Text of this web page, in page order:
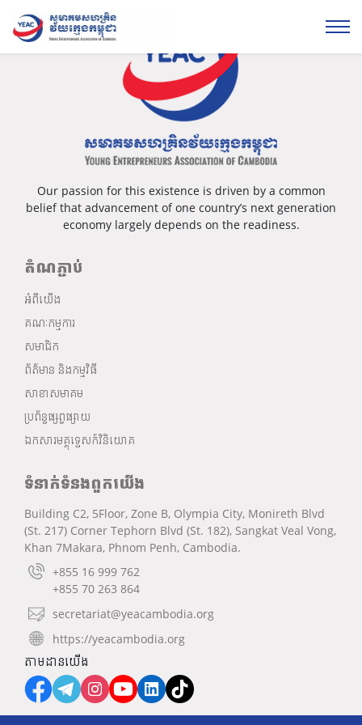
Our passion for this existence is driven by a common
belief that advancement of one country’s next generation
economy largely depends on the readiness.
តំណភ្ជាប់
អំពីយើង
គណៈកម្មការ
សមាជិក
ព័ត៌មាន និងកម្មវិធី
សាខាសមាគម
ប្រព័ន្ធផ្សព្វផ្សាយ
ឯកសារមគ្គុទ្ទេសក៍វិនិយោគ
ទំនាក់ទំនងពួកយើង
Building C2, 5Floor, Zone B, Olympia City, Monireth Blvd
(St. 217) Corner Tephorn Blvd (St. 182), Sangkat Veal Vong,
Khan 7Makara, Phnom Penh, Cambodia.
+855 16 999 762
+855 70 263 864
secretariat@yeacambodia.org
https://yeacambodia.org
តាមដានយើង